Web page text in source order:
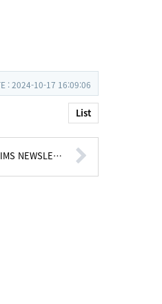
: 2024-10-17 16:09:06
List
NEWSLE…